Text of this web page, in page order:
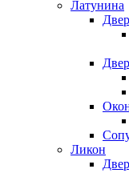
Латунина
Ликон